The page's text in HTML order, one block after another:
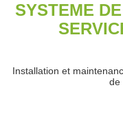
SYSTEME
Installation et
de